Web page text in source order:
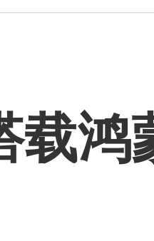
载鸿